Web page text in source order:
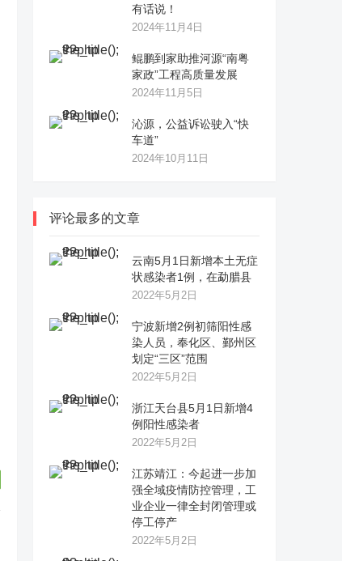
有话说！
2024年11月4日
鲲鹏到家助推河源“南粤
家政”工程高质量发展
2024年11月5日
沁源，公益诉讼驶入“快
车道”
2024年10月11日
评论最多的文章
云南5月1日新增本土无症
状感染者1例，在勐腊县
2022年5月2日
宁波新增2例初筛阳性感
染人员，奉化区、鄞州区
划定“三区”范围
2022年5月2日
浙江天台县5月1日新增4
例阳性感染者
2022年5月2日
江苏靖江：今起进一步加
强全域疫情防控管理，工
业企业一律全封闭管理或
停工停产
2022年5月2日